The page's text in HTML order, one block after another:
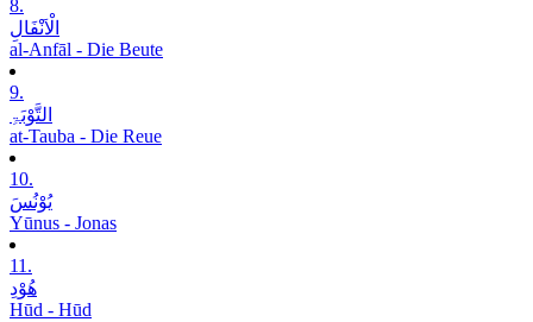
8.
الْاَنْفَالِ
al-Anfāl - Die Beute
9.
التَّوْبَۃِ
at-Tauba - Die Reue
10.
یُوْنُسَ
Yūnus - Jonas
11.
ھُوْدِ
Hūd - Hūd